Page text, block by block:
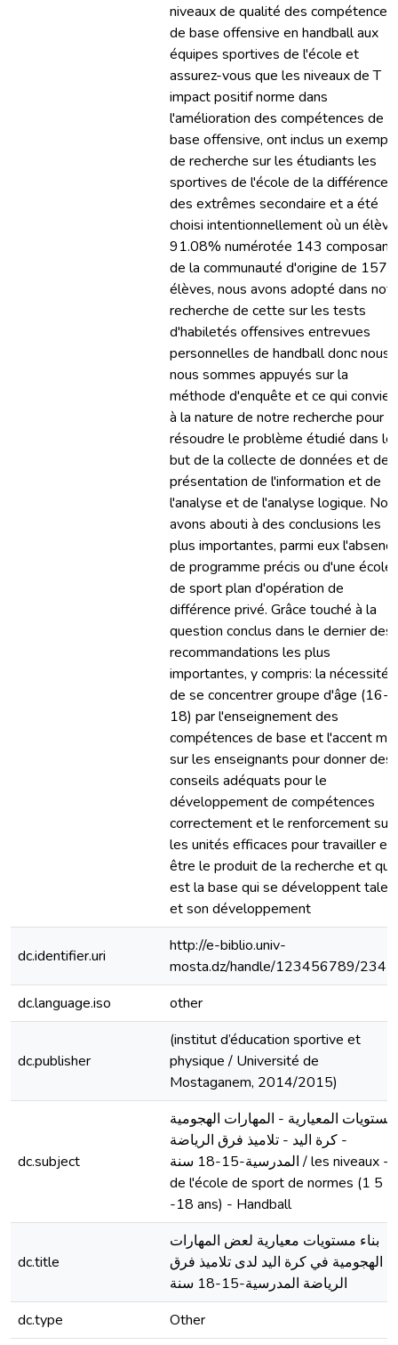
niveaux de qualité des compétences
de base offensive en handball aux
équipes sportives de l'école et
assurez-vous que les niveaux de T
impact positif norme dans
l'amélioration des compétences de
base offensive, ont inclus un
de recherche sur les étudiants les
sportives de l'école de la différence
des extrêmes secondaire et a été
choisi intentionnellement où un élève
91.08% numérotée 143
de la communauté d'origine de 157
élèves, nous avons adopté dans
recherche de cette sur les tests
d'habiletés offensives entrevues
personnelles de handball donc nous
nous sommes appuyés sur la
méthode d'enquête et ce qui
à la nature de notre recherche pour
résoudre le problème étudié dans le
but de la collecte de données et de
présentation de l'information et de
l'analyse et de l'analyse logique.
avons abouti à des conclusions les
plus importantes, parmi eux
de programme précis ou d'une école
de sport plan d'opération de
différence privé. Grâce touché à la
question conclus dans le dernier des
recommandations les plus
importantes, y compris: la nécessité
de se concentrer groupe d'âge (16-
18) par l'enseignement des
compétences de base et l'accent mis
sur les enseignants pour donner des
conseils adéquats pour le
développement de compétences
correctement et le renforcement sur
les unités efficaces pour travailler et
être le produit de la recherche et qui
est la base qui se développent
et son développement
dc.identifier.uri
http://e-biblio.univ-
mosta.dz/handle/123456789/
dc.language.iso
other
dc.publisher
(institut d’éducation sportive et
physique / Université de
Mostaganem, 2014/2015)
dc.subject
المعيارية - المهارات الهجومية
- كرة اليد - تلاميذ فرق الرياضة
المدرسية-15-18 سنة / les niveaux -
de l'école de sport de normes (1 5
-18 ans) - Handball
dc.title
بناء مستويات معيارية لعض المهارات
الهجومية في كرة اليد لدى تلاميذ فرق
الرياضة المدرسية-15-18 سنة
dc.type
Other